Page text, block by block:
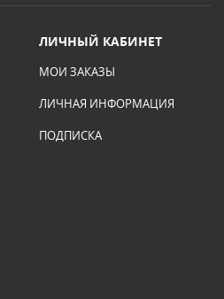
ЛИЧНЫЙ КАБИНЕТ
МОИ ЗАКАЗЫ
ЛИЧНАЯ ИНФОРМАЦИЯ
ПОДПИСКА